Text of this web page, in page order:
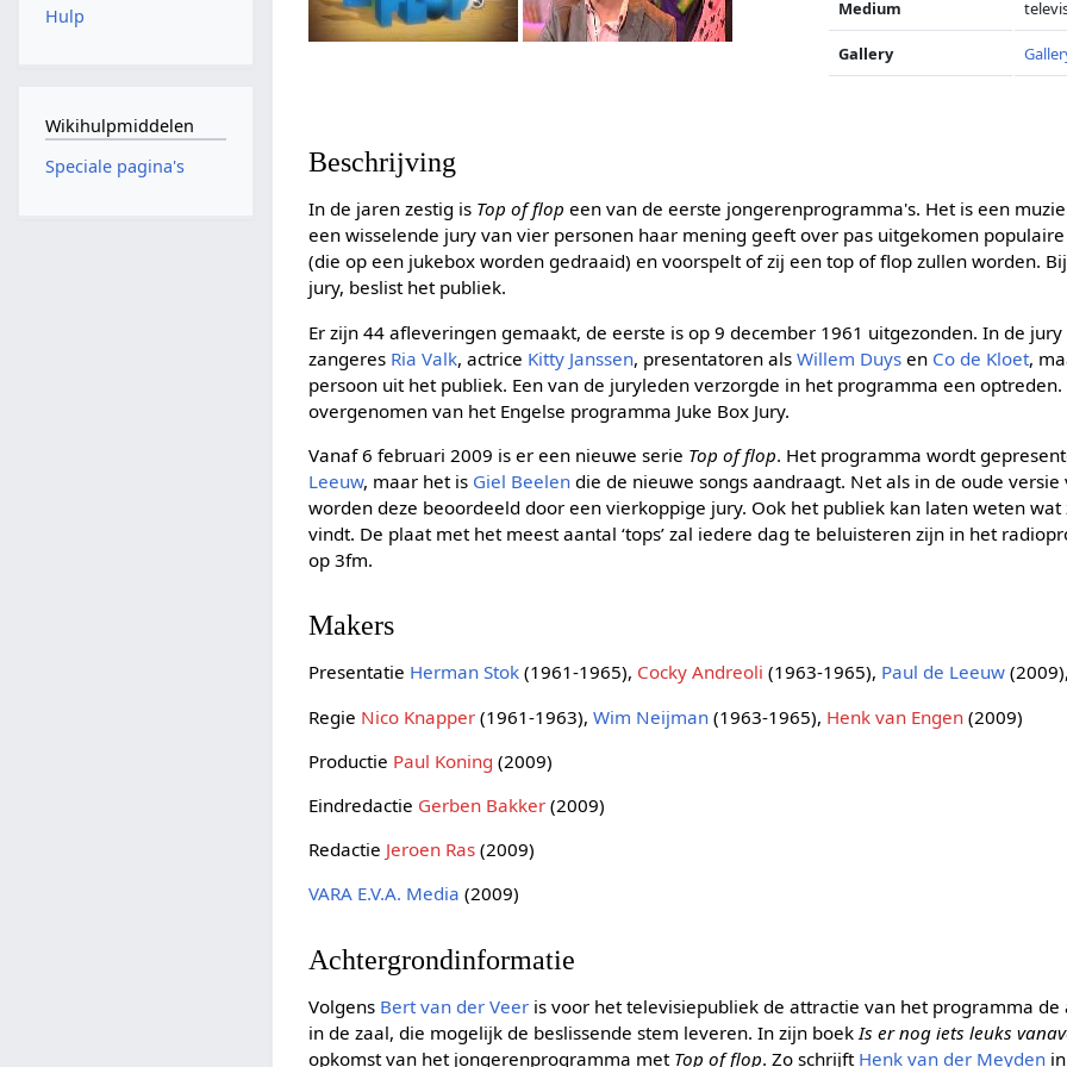
Medium
Gallery
Beschrijving
In de jaren zestig is Top of flop een van de eerste jongerenprogramma's. Het is een
een wisselende jury van vier personen haar mening geeft over pas uitgekomen
(die op een jukebox worden gedraaid) en voorspelt of zij een top of flop zullen worden.
jury, beslist het publiek.
Er zijn 44 afleveringen gemaakt, de eerste is op 9 december 1961 uitgezonden. In de
zangeres Ria Valk, actrice Kitty Janssen, presentatoren alsWillem Duys en Co de Kloet,
persoon uit het publiek. Een van de juryleden verzorgde in het programma een
overgenomen van het Engelse programma Juke Box Jury.
Vanaf 6 februari 2009 is er een nieuwe serie Top of flop. Het programma wordt
Leeuw, maar het is Giel Beelen die de nieuwe songs aandraagt. Net als in de oude
worden deze beoordeeld door een vierkoppige jury. Ook het publiek kan laten weten wat
vindt. De plaat met het meest aantal ‘tops’ zal iedere dag te beluisteren zijn in het
op 3fm.
Makers
Presentatie Herman Stok (1961-1965), Cocky Andreoli (1963-1965), Paul de Leeuw
Regie Nico Knapper (1961-1963),Wim Neijman (1963-1965), Henk van Engen (2009)
Productie Paul Koning (2009)
Eindredactie Gerben Bakker (2009)
Redactie Jeroen Ras (2009)
VARA E.V.A. Media (2009)
Achtergrondinformatie
Volgens Bert van der Veer is voor het televisiepubliek de attractie van het programma
in de zaal, die mogelijk de beslissende stem leveren. In zijn boek Is er nog iets leuks
opkomst van het jongerenprogramma met Top of flop. Zo schrijft Henk van der Meyden
Hulp
Wikihulpmiddelen
Speciale pagina's